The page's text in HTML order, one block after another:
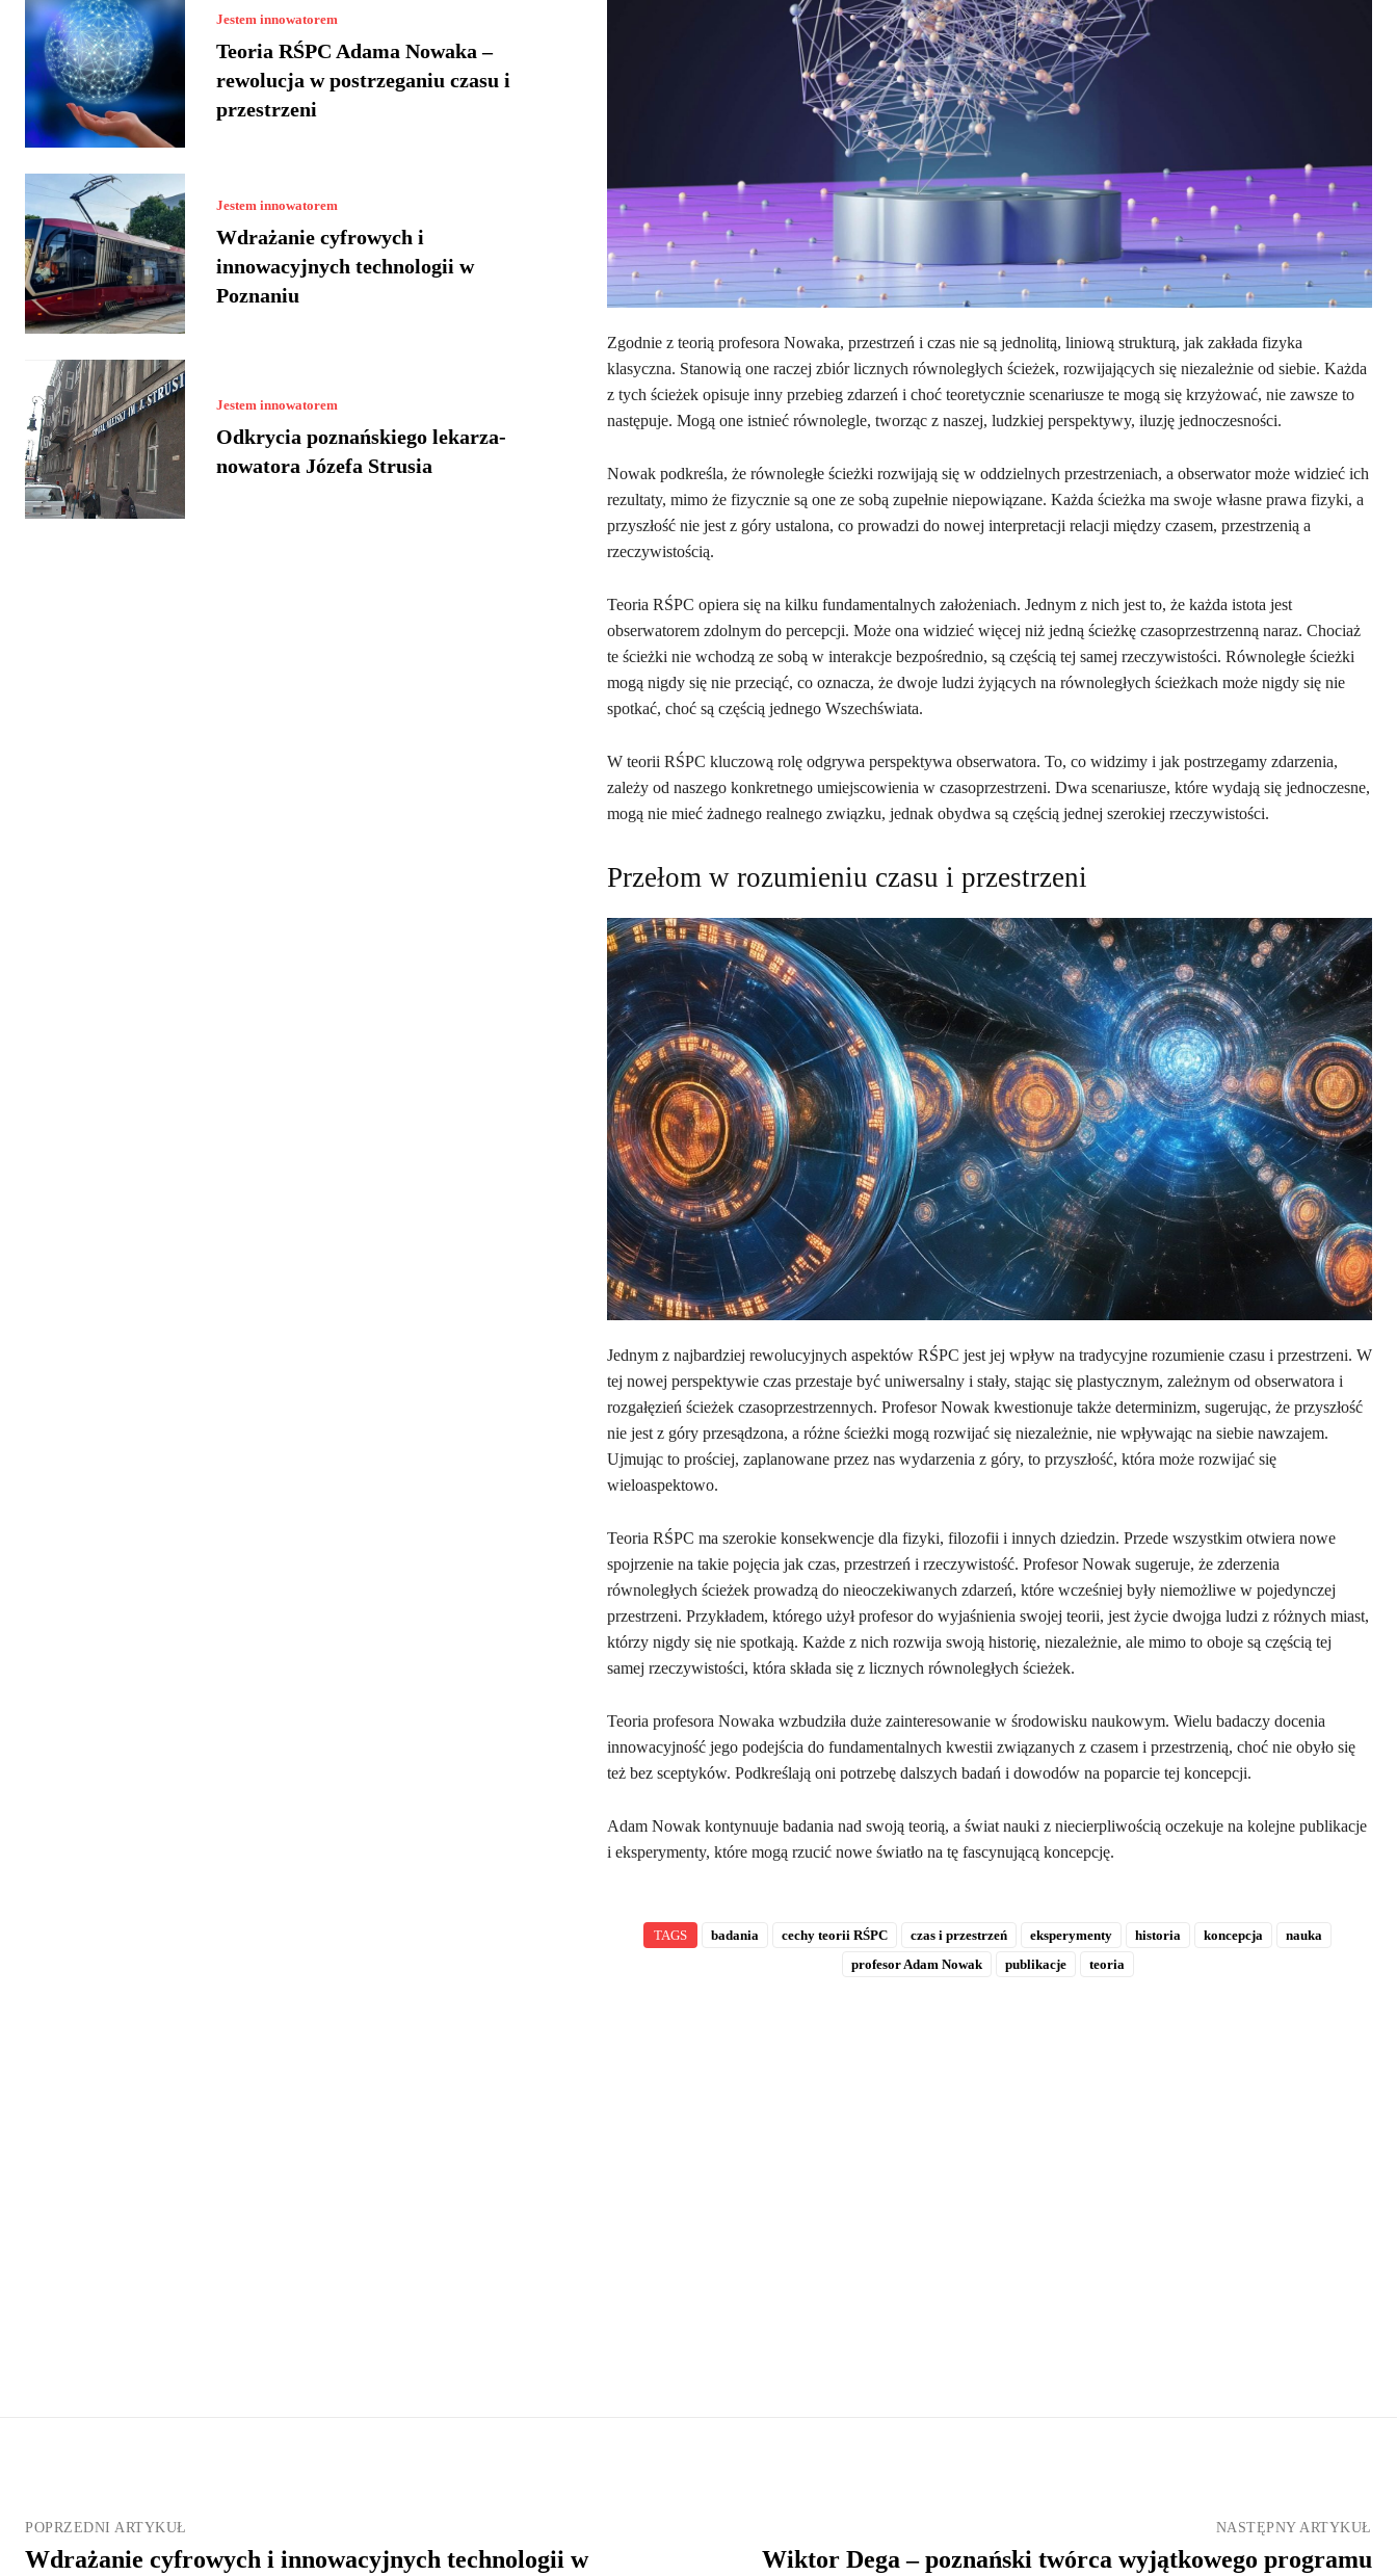
Jestem innowatorem
Teoria RŚPC Adama Nowaka –
rewolucja w postrzeganiu czasu i
przestrzeni
Jestem innowatorem
Wdrażanie cyfrowych i
innowacyjnych technologii w
Poznaniu
Jestem innowatorem
Odkrycia poznańskiego lekarza-
nowatora Józefa Strusia
Zgodnie z teorią profesora Nowaka, przestrzeń i czas nie są jednolitą, liniową strukturą, jak zakłada fizyka
klasyczna. Stanowią one raczej zbiór licznych równoległych ścieżek, rozwijających się niezależnie od siebie. Każda
z tych ścieżek opisuje inny przebieg zdarzeń i choć teoretycznie scenariusze te mogą się krzyżować, nie zawsze to
następuje. Mogą one istnieć równolegle, tworząc z naszej, ludzkiej perspektywy, iluzję jednoczesności.
Nowak podkreśla, że równoległe ścieżki rozwijają się w oddzielnych przestrzeniach, a obserwator może widzieć ich
rezultaty, mimo że fizycznie są one ze sobą zupełnie niepowiązane. Każda ścieżka ma swoje własne prawa fizyki, a
przyszłość nie jest z góry ustalona, co prowadzi do nowej interpretacji relacji między czasem, przestrzenią a
rzeczywistością.
Teoria RŚPC opiera się na kilku fundamentalnych założeniach. Jednym z nich jest to, że każda istota jest
obserwatorem zdolnym do percepcji. Może ona widzieć więcej niż jedną ścieżkę czasoprzestrzenną naraz. Chociaż
te ścieżki nie wchodzą ze sobą w interakcje bezpośrednio, są częścią tej samej rzeczywistości. Równoległe ścieżki
mogą nigdy się nie przeciąć, co oznacza, że dwoje ludzi żyjących na równoległych ścieżkach może nigdy się nie
spotkać, choć są częścią jednego Wszechświata.
W teorii RŚPC kluczową rolę odgrywa perspektywa obserwatora. To, co widzimy i jak postrzegamy zdarzenia,
zależy od naszego konkretnego umiejscowienia w czasoprzestrzeni. Dwa scenariusze, które wydają się jednoczesne,
mogą nie mieć żadnego realnego związku, jednak obydwa są częścią jednej szerokiej rzeczywistości.
Przełom w rozumieniu czasu i przestrzeni
Jednym z najbardziej rewolucyjnych aspektów RŚPC jest jej wpływ na tradycyjne rozumienie czasu i przestrzeni. W
tej nowej perspektywie czas przestaje być uniwersalny i stały, stając się plastycznym, zależnym od obserwatora i
rozgałęzień ścieżek czasoprzestrzennych. Profesor Nowak kwestionuje także determinizm, sugerując, że przyszłość
nie jest z góry przesądzona, a różne ścieżki mogą rozwijać się niezależnie, nie wpływając na siebie nawzajem.
Ujmując to prościej, zaplanowane przez nas wydarzenia z góry, to przyszłość, która może rozwijać się
wieloaspektowo.
Teoria RŚPC ma szerokie konsekwencje dla fizyki, filozofii i innych dziedzin. Przede wszystkim otwiera nowe
spojrzenie na takie pojęcia jak czas, przestrzeń i rzeczywistość. Profesor Nowak sugeruje, że zderzenia
równoległych ścieżek prowadzą do nieoczekiwanych zdarzeń, które wcześniej były niemożliwe w pojedynczej
przestrzeni. Przykładem, którego użył profesor do wyjaśnienia swojej teorii, jest życie dwojga ludzi z różnych miast,
którzy nigdy się nie spotkają. Każde z nich rozwija swoją historię, niezależnie, ale mimo to oboje są częścią tej
samej rzeczywistości, która składa się z licznych równoległych ścieżek.
Teoria profesora Nowaka wzbudziła duże zainteresowanie w środowisku naukowym. Wielu badaczy docenia
innowacyjność jego podejścia do fundamentalnych kwestii związanych z czasem i przestrzenią, choć nie obyło się
też bez sceptyków. Podkreślają oni potrzebę dalszych badań i dowodów na poparcie tej koncepcji.
Adam Nowak kontynuuje badania nad swoją teorią, a świat nauki z niecierpliwością oczekuje na kolejne publikacje
i eksperymenty, które mogą rzucić nowe światło na tę fascynującą koncepcję.
TAGS badania cechy teorii RŚPC czas i przestrzeń eksperymenty historia koncepcja
nauka
profesor Adam Nowak
publikacje teoria
POPRZEDNI ARTYKUŁ
Wdrażanie cyfrowych i innowacyjnych technologii w
NASTĘPNY ARTYKUŁ
Wiktor Dega – poznański twórca wyjątkowego programu